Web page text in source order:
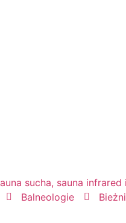
sucha, sauna infrared
Balneologie